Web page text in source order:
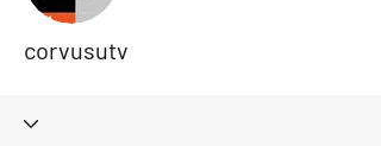
corvusutv